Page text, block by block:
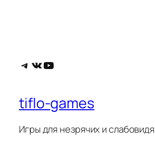
Telegram
ВКонтакте
YouTube
tiflo-games
Игры для незрячих и